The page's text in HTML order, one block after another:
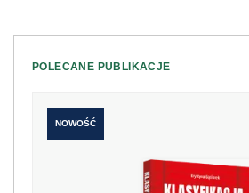
POLECANE PUBLIKACJE
NOWOŚĆ